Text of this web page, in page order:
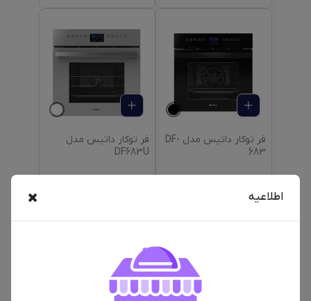
اطلاعیه
فر توکار داتیس مدل DF-
683
فر توکار داتیس مدل
DF683U